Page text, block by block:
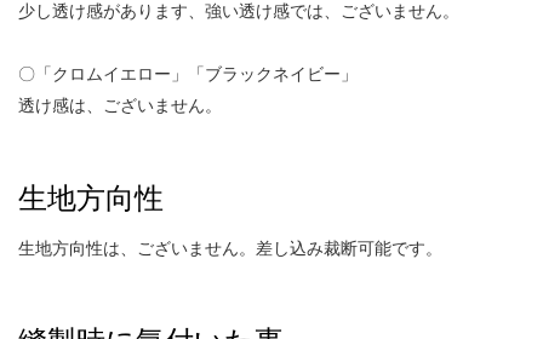
少し透け感があります、強い透け感では、ございません。
〇「クロムイエロー」「ブラックネイビー」
透け感は、ございません。
生地方向性
生地方向性は、ございません。差し込み裁断可能です。